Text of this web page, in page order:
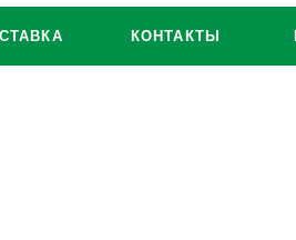
КОНТАКТЫ